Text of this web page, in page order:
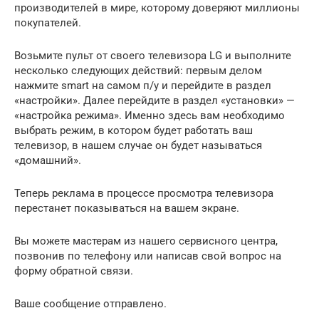
производителей в мире, которому доверяют миллионы
покупателей.
Возьмите пульт от своего телевизора LG и выполните
несколько следующих действий: первым делом
нажмите smart на самом п/у и перейдите в раздел
«настройки». Далее перейдите в раздел «установки» —
«настройка режима». Именно здесь вам необходимо
выбрать режим, в котором будет работать ваш
телевизор, в нашем случае он будет называться
«домашний».
Теперь реклама в процессе просмотра телевизора
перестанет показываться на вашем экране.
Вы можете мастерам из нашего сервисного центра,
позвонив по телефону или написав свой вопрос на
форму обратной связи.
Ваше сообщение отправлено.